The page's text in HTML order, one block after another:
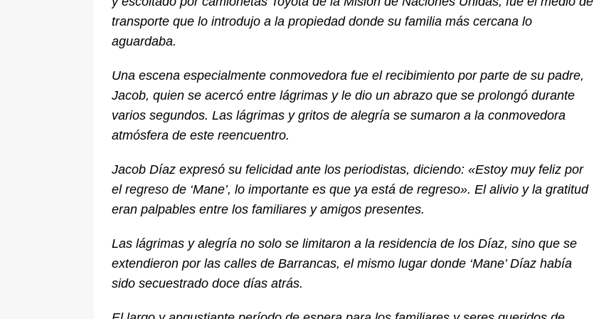
transporte que lo introdujo a la propiedad donde su familia más cercana lo
aguardaba.
Una escena especialmente conmovedora fue el recibimiento por parte de su padre,
Jacob, quien se acercó entre lágrimas y le dio un abrazo que se prolongó durante
varios segundos. Las lágrimas y gritos de alegría se sumaron a la conmovedora
atmósfera de este reencuentro.
Jacob Díaz expresó su felicidad ante los periodistas, diciendo: «Estoy muy feliz por
el regreso de ‘Mane’, lo importante es que ya está de regreso». El alivio y la gratitud
eran palpables entre los familiares y amigos presentes.
Las lágrimas y alegría no solo se limitaron a la residencia de los Díaz, sino que se
extendieron por las calles de Barrancas, el mismo lugar donde ‘Mane’ Díaz había
sido secuestrado doce días atrás.